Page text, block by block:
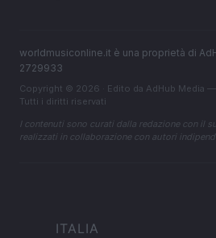
worldmusiconline.it è una proprietà di
2729933
Copyright © 2026 · Edito da AdHub Media
Tutti i diritti riservati
I contenuti sono curati dalla redazione con il
realizzati in collaborazione con autori
ITALIA